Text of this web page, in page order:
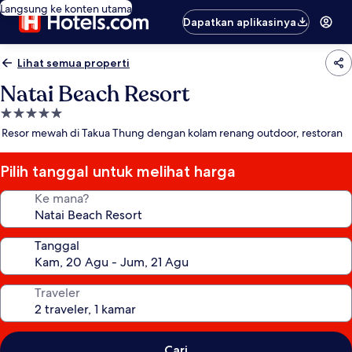
Langsung ke konten utama
Dapatkan aplikasinya
Lihat semua properti
Natai Beach Resort
Properti
bintang
Resor mewah di Takua Thung dengan kolam renang outdoor, restoran
Pilih tanggal untuk melihat harga
Ke mana?
Tanggal
Traveler